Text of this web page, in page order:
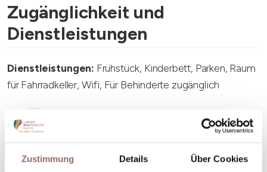
Zustimmung Details Über Cookies
Zugänglichkeit und
Dienstleistungen
Dienstleistungen: Frühstück, Kinderbett, Parken, Raum
für Fahrradkeller, Wifi, Für Behinderte zugänglich